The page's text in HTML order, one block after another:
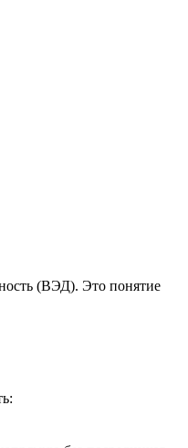
(ВЭД). Это понятие